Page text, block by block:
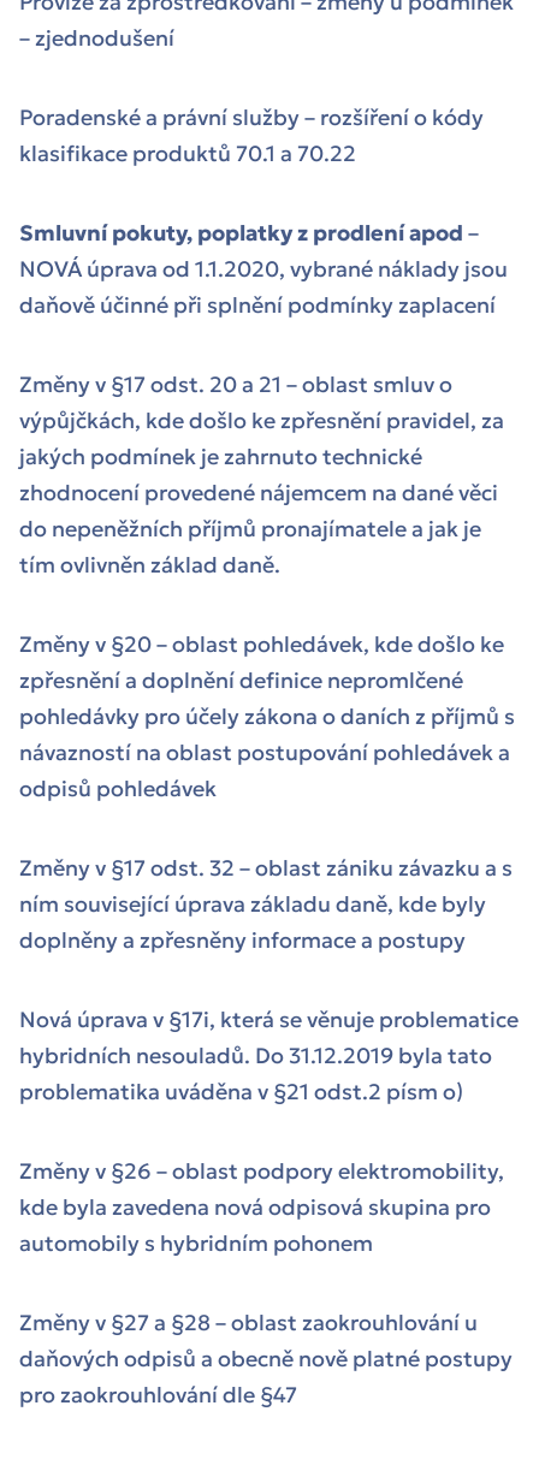
– zjednodušení
Poradenské a právní služby – rozšíření o kódy
klasifikace produktů 70.1 a 70.22
Smluvní pokuty, poplatky z prodlení apod –
NOVÁ úprava od 1.1.2020, vybrané náklady jsou
daňově účinné při splnění podmínky zaplacení
Změny v §17 odst. 20 a 21 – oblast smluv o
výpůjčkách, kde došlo ke zpřesnění pravidel, za
jakých podmínek je zahrnuto technické
zhodnocení provedené nájemcem na dané věci
do nepeněžních příjmů pronajímatele a jak je
tím ovlivněn základ daně.
Změny v §20 – oblast pohledávek, kde došlo ke
zpřesnění a doplnění definice nepromlčené
pohledávky pro účely zákona o daních z příjmů s
návazností na oblast postupování pohledávek a
odpisů pohledávek
Změny v §17 odst. 32 – oblast zániku závazku a s
ním související úprava základu daně, kde byly
doplněny a zpřesněny informace a postupy
Nová úprava v §17i, která se věnuje problematice
hybridních nesouladů. Do 31.12.2019 byla tato
problematika uváděna v §21 odst.2 písm o)
Změny v §26 – oblast podpory elektromobility,
kde byla zavedena nová odpisová skupina pro
automobily s hybridním pohonem
Změny v §27 a §28 – oblast zaokrouhlování u
daňových odpisů a obecně nově platné postupy
pro zaokrouhlování dle §47